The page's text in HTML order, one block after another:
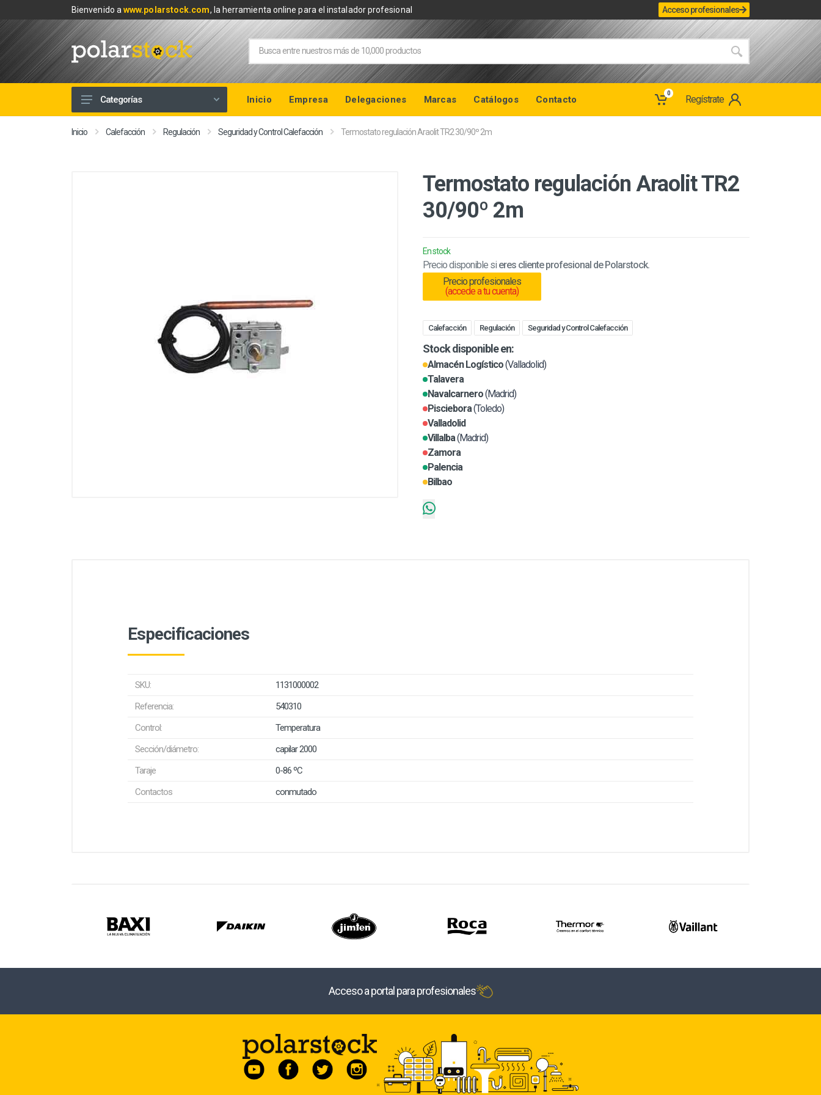
Bienvenido awww.polarstock.com, la herramienta online para el instalador profesional Acceso profesionales
Calefacción
Categorías Inicio Empresa Delegaciones Marcas Catálogos Contacto
0
Regístrate
Inicio Calefacción Regulación Seguridad y Control Calefacción Termostato regulación Araolit TR2 30/90º 2m
Termostato regulación Araolit TR2
30/90º 2m
En stock
Precio disponible si eres cliente profesional de Polarstock.
Precio profesionales
(accede a tu cuenta)
Calefacción Regulación Seguridad y Control Calefacción
Stock disponible en:
Almacén Logístico(Valladolid)
Talavera
Navalcarnero(Madrid)
Pisciebora(Toledo)
Valladolid
Villalba(Madrid)
Zamora
Palencia
Bilbao
Especificaciones
SKU:
1131000002
Referencia:
540310
Control:
Temperatura
Sección/diámetro:
capilar 2000
Taraje
0-86 ºC
Contactos
conmutado
Acceso a portal para profesionales